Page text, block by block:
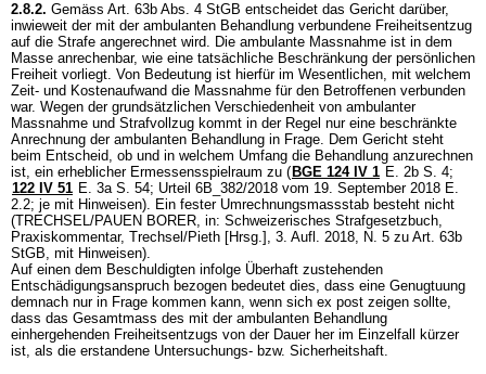
2.8.2. Gemäss Art. 63b Abs. 4 StGB entscheidet das Gericht darüber,
inwieweit der mit der ambulanten Behandlung verbundene Freiheitsentzug
auf die Strafe angerechnet wird. Die ambulante Massnahme ist in dem
Masse anrechenbar, wie eine tatsächliche Beschränkung der persönlichen
Freiheit vorliegt. Von Bedeutung ist hierfür im Wesentlichen, mit welchem
Zeit- und Kostenaufwand die Massnahme für den Betroffenen verbunden
war. Wegen der grundsätzlichen Verschiedenheit von ambulanter
Massnahme und Strafvollzug kommt in der Regel nur eine beschränkte
Anrechnung der ambulanten Behandlung in Frage. Dem Gericht steht
beim Entscheid, ob und in welchem Umfang die Behandlung anzurechnen
ist, ein erheblicher Ermessensspielraum zu ( BGE 124 IV 1 E. 2b S. 4;
122 IV 51 E. 3a S. 54; Urteil 6B_382/2018 vom 19. September 2018 E.
2.2; je mit Hinweisen). Ein fester Umrechnungsmassstab besteht nicht
(TRECHSEL/PAUEN BORER, in: Schweizerisches Strafgesetzbuch,
Praxiskommentar, Trechsel/Pieth [Hrsg.], 3. Aufl. 2018, N. 5 zu Art. 63b
StGB, mit Hinweisen).
Auf einen dem Beschuldigten infolge Überhaft zustehenden
Entschädigungsanspruch bezogen bedeutet dies, dass eine Genugtuung
demnach nur in Frage kommen kann, wenn sich ex post zeigen sollte,
dass das Gesamtmass des mit der ambulanten Behandlung
einhergehenden Freiheitsentzugs von der Dauer her im Einzelfall kürzer
ist, als die erstandene Untersuchungs- bzw. Sicherheitshaft.